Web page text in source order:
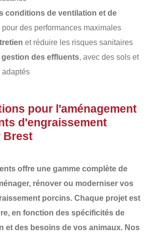
conditions de ventilation et de
pour des performances maximales
et réduire les risques sanitaires
gestion des effluents, avec des sols et
adaptés
pour l'aménagement
d'engraissement
Brest
offre une gamme complète de
rénover ou moderniser vos
porcins. Chaque projet est
en fonction des spécificités de
et des besoins de vos animaux. Nos